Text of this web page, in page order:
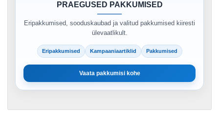
PRAEGUSED PAKKUMISED
Eripakkumised, sooduskaubad ja valitud pakkumised kiiresti
ülevaatlikult.
Eripakkumised Kampaaniaartiklid Pakkumised
Vaata pakkumisi kohe